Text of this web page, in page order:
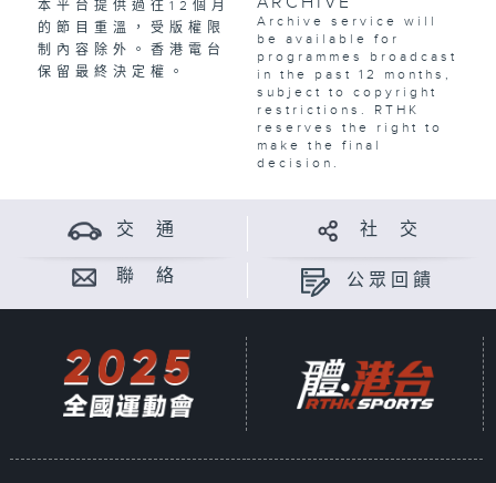
本平台提供過往12個月
的節目重溫，受版權限
制內容除外。香港電台
保留最終決定權。
Archive service will
be available for
programmes broadcast
in the past 12 months,
subject to copyright
restrictions. RTHK
reserves the right to
make the final
decision.
交 通 社 交
聯 絡 公眾回饋